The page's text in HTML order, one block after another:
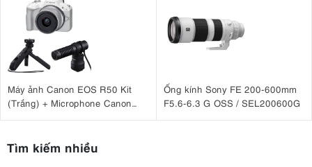
Máy ảnh Canon EOS R50 Kit
(Trắng) + Microphone Canon
Ống kính Sony FE 200-600mm
F5.6-6.3 G OSS / SEL200600G
Tìm kiếm nhiều